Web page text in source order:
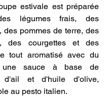
estivale est préparée
légumes frais, des
des pommes de terre, des
des courgettes et des
tout aromatisé avec du
une sauce à base de
d'ail et d'huile d'olive,
au pesto italien.